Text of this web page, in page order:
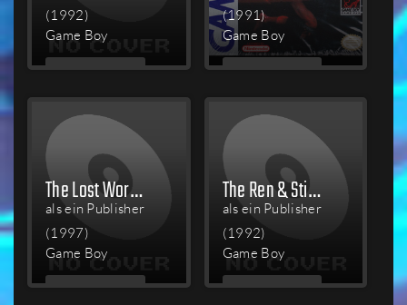
(1992)
Game Boy
MEHR
(1991)
Game Boy
MEHR
The Lost World: Jurassic Park
als ein Publisher
(1997)
Game Boy
MEHR
The Ren & Stimpy Show: Space Cadet Adventures
als ein Publisher
(1992)
Game Boy
MEHR